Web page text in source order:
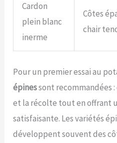
Cardon
plein blanc
inerme
Côtes
chair
Pour un premier essai au
épinessont recommandées
et la récolte tout en offrant
satisfaisante. Les variétés
développent souvent des